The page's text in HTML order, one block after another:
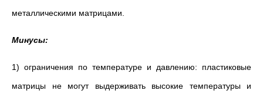
металлическими матрицами.
Минусы:
1) ограничения по температуре и давлению: пластиковые
матрицы не могут выдерживать высокие температуры и